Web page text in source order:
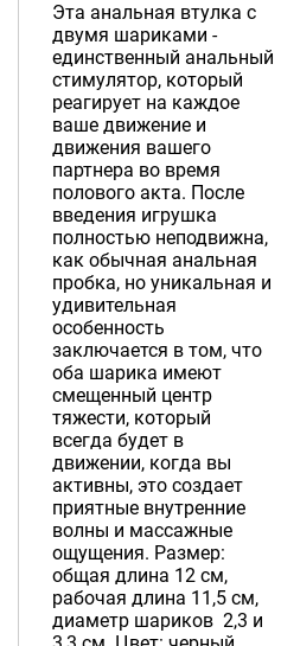
Эта анальная втулка с
двумя шариками -
единственный анальный
стимулятор, который
реагирует на каждое
ваше движение и
движения вашего
партнера во время
полового акта. После
введения игрушка
полностью неподвижна,
как обычная анальная
пробка, но уникальная и
удивительная
особенность
заключается в том, что
оба шарика имеют
смещенный центр
тяжести, который
всегда будет в
движении, когда вы
активны, это создает
приятные внутренние
волны и массажные
ощущения. Размер:
общая длина 12 см,
рабочая длина 11,5 см,
диаметр шариков 2,3 и